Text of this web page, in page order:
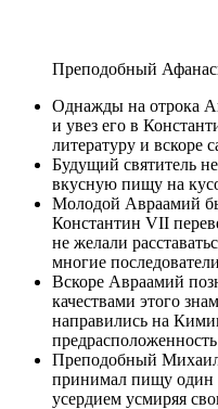
Преподобный
Однажды на отрока
и увез его в
литературу и вскоре
Будущий святитель
вкусную пищу на
Молодой Авраамий
Константин VII
не желали
многие
Вскоре Авраамий
качествами этого
направились на
Преподобный Михаил
принимал пищу один
усердием усмиряя